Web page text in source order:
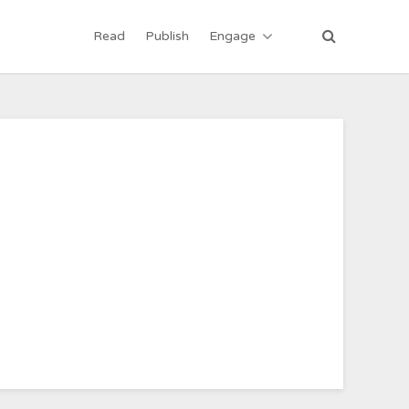
Read Publish Engage